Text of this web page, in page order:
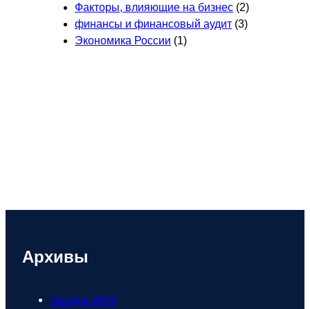
Факторы, влияющие на бизнес (2)
финансы и финансовый аудит (3)
Экономика России (1)
Архивы
Январь 2024